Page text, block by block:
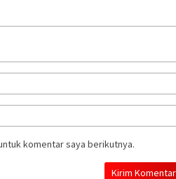
komentar saya berikutnya.